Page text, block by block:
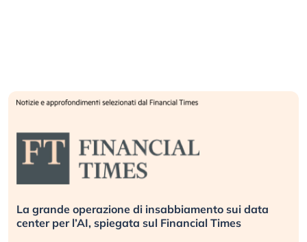
La grande operazione di insabbiamento sui data
center per l’AI, spiegata sul Financial Times